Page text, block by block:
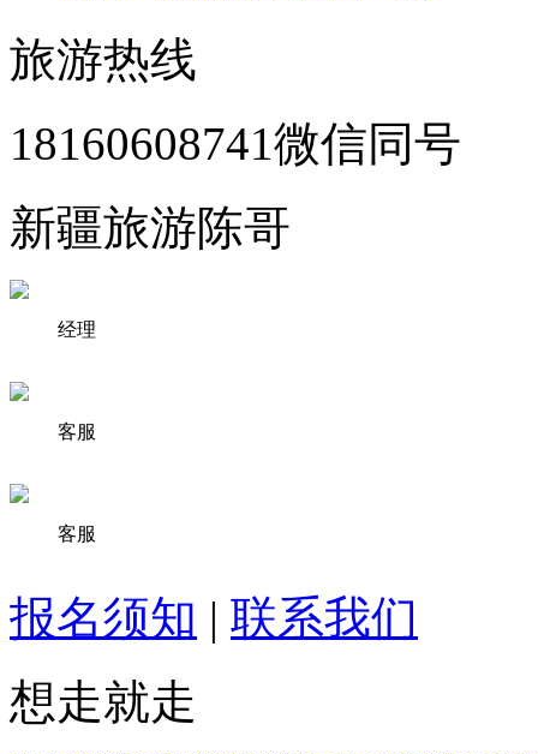
旅游热线
18160608741微信同号
新疆旅游陈哥
经理
客服
客服
报名须知 | 联系我们
想走就走